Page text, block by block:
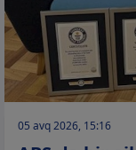
05 avq 2026, 15:16